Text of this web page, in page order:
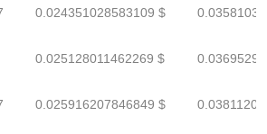
0.024351028583109 $
0.025128011462269 $
0.025916207846849 $